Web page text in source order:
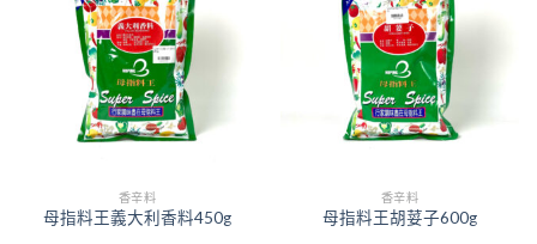
香辛料
母指料王義大利香料450g
香辛料
母指料王胡荽子600g